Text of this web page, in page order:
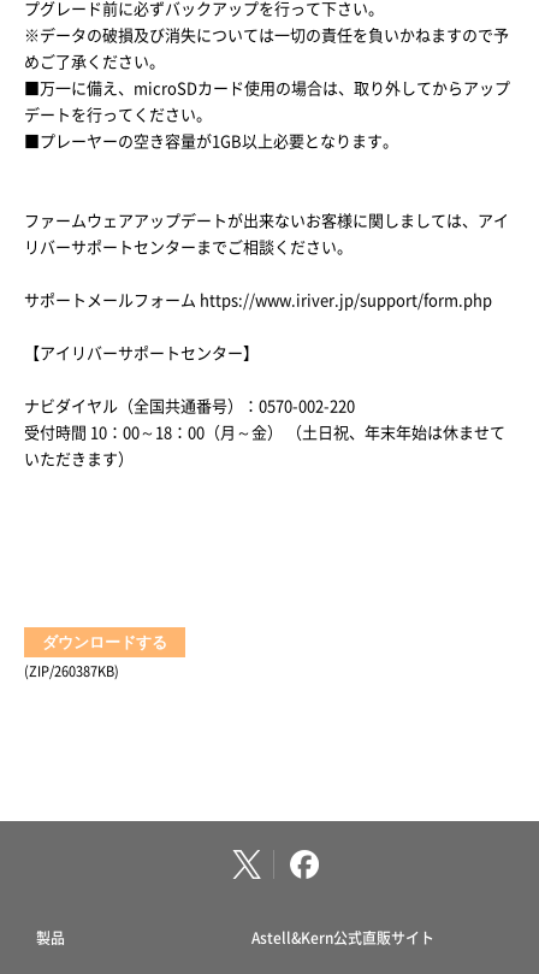
プグレード前に必ずバックアップを行って下さい。
※データの破損及び消失については一切の責任を負いかねますので予
めご了承ください。
■万一に備え、microSDカード使用の場合は、取り外してからアップ
デートを行ってください。
■プレーヤーの空き容量が1GB以上必要となります。
ファームウェアアップデートが出来ないお客様に関しましては、アイ
リバーサポートセンターまでご相談ください。
サポートメールフォーム https://www.iriver.jp/support/form.php
【アイリバーサポートセンター】
ナビダイヤル（全国共通番号）：0570-002-220
受付時間 10：00～18：00（月～金） （土日祝、年末年始は休ませて
いただきます）
ダウンロードする
(ZIP/260387KB)
製品 Astell&Kern公式直販サイト